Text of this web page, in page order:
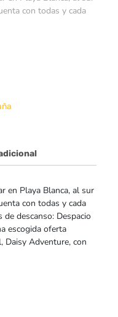
con todas y cada
en Playa Blanca, al sur
con todas y cada
descanso: Despacio
escogida oferta
Daisy Adventure, con